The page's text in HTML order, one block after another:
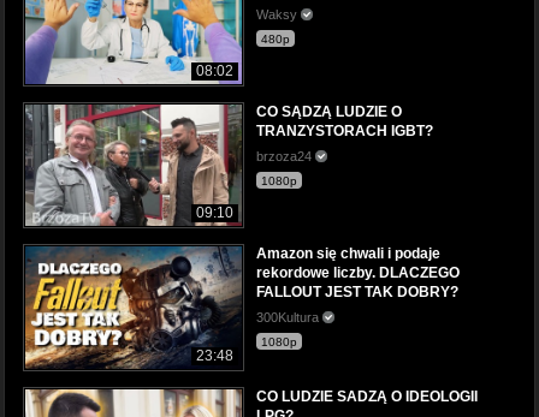
08:02
Waksy
480p
09:10
CO SĄDZĄ LUDZIE O
TRANZYSTORACH IGBT?
brzoza24
1080p
23:48
Amazon się chwali i podaje
rekordowe liczby. DLACZEGO
FALLOUT JEST TAK DOBRY?
300Kultura
1080p
CO LUDZIE SADZĄ O IDEOLOGII